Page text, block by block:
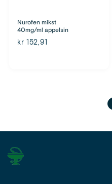
Nurofen mikst
40mg/ml appelsin
kr 152,91